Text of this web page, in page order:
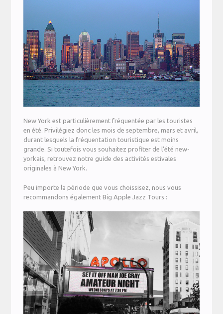
New York est particulièrement fréquentée par les touristes
en été. Privilégiez donc les mois de septembre, mars et avril,
durant lesquels la fréquentation touristique est moins
grande. Si toutefois vous souhaitez profiter de l’été new-
yorkais, retrouvez notre guide des activités estivales
originales à New York.
Peu importe la période que vous choissisez, nous vous
recommandons également Big Apple Jazz Tours :